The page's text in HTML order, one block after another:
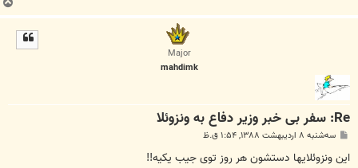
Major
mahdimk
Re: سفر بی خبر وزیر دفاع به ونزوئلا
ت
سه‌شنبه ۸ اردیبهشت ۱۳۸۸, ۱:۵۴ ق.ظ
این ونزوئلایها دستشون هر روز توی جیب یکیه!!